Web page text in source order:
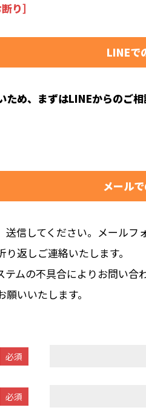
り］
LINEで
め、まずはLINEからのご相
メール
信してください。メール
返しご連絡いたします。
ムの不具合によりお問い合
いいたします。
必須
必須